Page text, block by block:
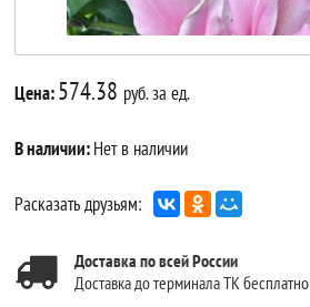
Цена:574.38 руб. за ед.
В наличии:Нет в наличии
Расказать друзьям:
Доставка по всей России
Доставка до терминала ТК бесплатно